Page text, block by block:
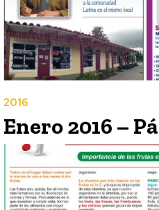
2016
Enero 2016 –